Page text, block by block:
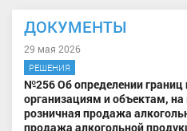
ДОКУМЕНТЫ
29 мая 2026
РЕШЕНИЯ
№256 Об определении
организациям и объектам, на
розничная продажа
продажа алкогольной